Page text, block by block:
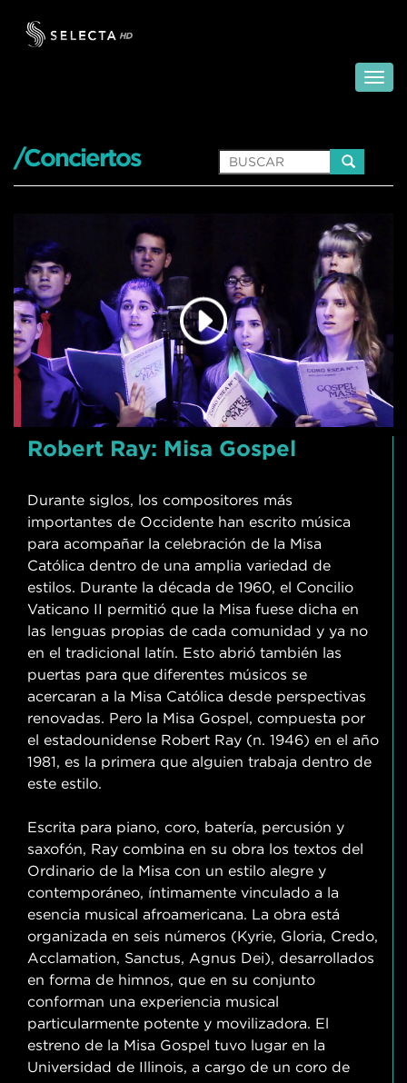
/Conciertos
Robert Ray: Misa Gospel
Durante siglos, los compositores más
importantes de Occidente han escrito música
para acompañar la celebración de la Misa
Católica dentro de una amplia variedad de
estilos. Durante la década de 1960, el Concilio
Vaticano II permitió que la Misa fuese dicha en
las lenguas propias de cada comunidad y ya no
en el tradicional latín. Esto abrió también las
puertas para que diferentes músicos se
acercaran a la Misa Católica desde perspectivas
renovadas. Pero la Misa Gospel, compuesta por
el estadounidense Robert Ray (n. 1946) en el año
1981, es la primera que alguien trabaja dentro de
este estilo.
Escrita para piano, coro, batería, percusión y
saxofón, Ray combina en su obra los textos del
Ordinario de la Misa con un estilo alegre y
contemporáneo, íntimamente vinculado a la
esencia musical afroamericana. La obra está
organizada en seis números (Kyrie, Gloria, Credo,
Acclamation, Sanctus, Agnus Dei), desarrollados
en forma de himnos, que en su conjunto
conforman una experiencia musical
particularmente potente y movilizadora. El
estreno de la Misa Gospel tuvo lugar en la
Universidad de Illinois, a cargo de un coro de